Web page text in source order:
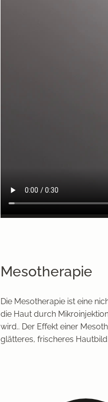
Mesotherapie
Die Mesotherapie ist eine
die Haut durch
wird.. Der Effekt einer
glätteres, frischeres